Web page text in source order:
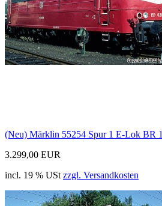
(Neu) Märklin 55254 Spur 1 E-Lok BR
3.299,00 EUR
incl. 19 % USt zzgl. Versandkosten